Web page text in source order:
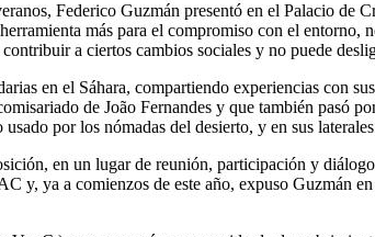
Federico Guzmán presentó en el Palacio de
más para el compromiso con el
a ciertos cambios sociales y no puede
en el Sáhara, compartiendo experiencias con
de João Fernandes y que también pasó
por los nómadas del desierto, y en sus
en un lugar de reunión, participación y
y, ya a comienzos de este año, expuso Guzmán